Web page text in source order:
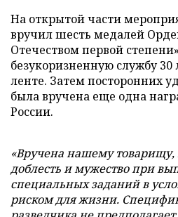
На открытой части
вручил шесть медалей
Отечеством первой
безукоризненную службу 30
ленте. Затем посторонних
была вручена еще одна
России.
«Вручена нашему
доблесть и мужество при
специальных заданий в
риском для жизни.